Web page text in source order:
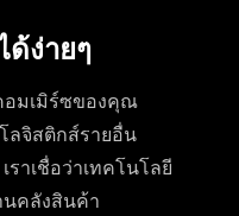
ด้ง่ายๆ
อมเมิร์ซของคุณ
ลจิสติกส์รายอื่น
ราเชื่อว่าเทคโนโลยี
คลังสินค้า